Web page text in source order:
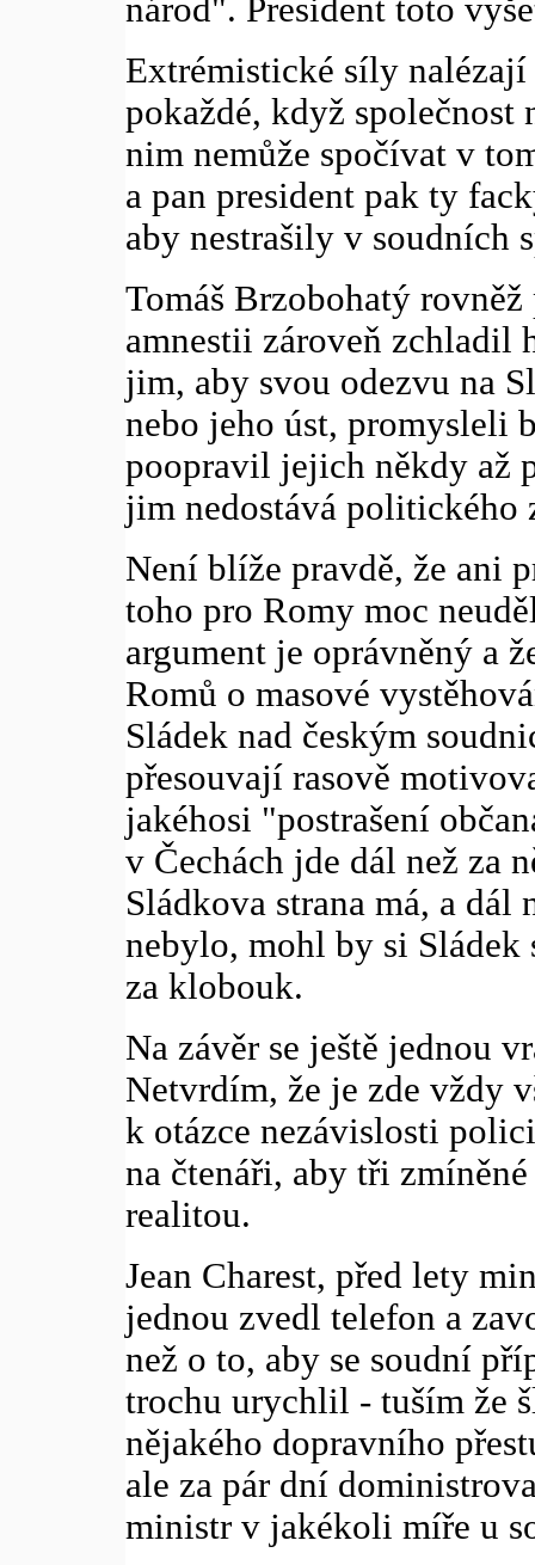
národ". President toto
Extrémistické síly
pokaždé, když
nim nemůže spočívat v
a pan president pak ty
aby nestrašily v soudních
Tomáš Brzobohatý
amnestii zároveň zchladil
jim, aby svou odezvu na
nebo jeho úst, promysleli
poopravil jejich někdy až
jim nedostává politického
Není blíže pravdě, že ani
toho pro Romy moc
argument je oprávněný a
Romů o masové
Sládek nad českým
přesouvají rasově
jakéhosi "postrašení
v Čechách jde dál než za
Sládkova strana má, a
nebylo, mohl by si
za klobouk.
Na závěr se ještě jednou
Netvrdím, že je zde vždy
k otázce nezávislosti
na čtenáři, aby tři
realitou.
Jean Charest, před lety
jednou zvedl telefon a
než o to, aby se soudní
trochu urychlil - tuším že
nějakého dopravního
ale za pár dní
ministr v jakékoli míře u